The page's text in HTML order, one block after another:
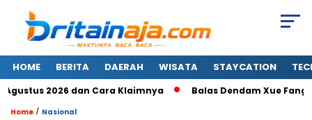
HOME BERITA DAERAH WISATA STAYCATION
2026 dan Cara Klaimnya Balas Dendam Xue Fangfei
Home / Nasional